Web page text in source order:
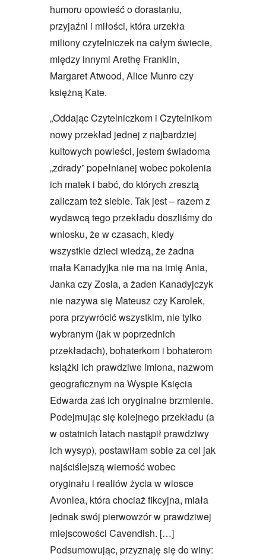
humoru opowieść o dorastaniu,
przyjaźni i miłości, która urzekła
miliony czytelniczek na całym świecie,
między innymi Arethę Franklin,
Margaret Atwood, Alice Munro czy
księżną Kate.
„Oddając Czytelniczkom i Czytelnikom
nowy przekład jednej z najbardziej
kultowych powieści, jestem świadoma
„zdrady” popełnianej wobec pokolenia
ich matek i babć, do których zresztą
zaliczam też siebie. Tak jest – razem z
wydawcą tego przekładu doszliśmy do
wniosku, że w czasach, kiedy
wszystkie dzieci wiedzą, że żadna
mała Kanadyjka nie ma na imię Ania,
Janka czy Zosia, a żaden Kanadyjczyk
nie nazywa się Mateusz czy Karolek,
pora przywrócić wszystkim, nie tylko
wybranym (jak w poprzednich
przekładach), bohaterkom i bohaterom
książki ich prawdziwe imiona, nazwom
geograficznym na Wyspie Księcia
Edwarda zaś ich oryginalne brzmienie.
Podejmując się kolejnego przekładu (a
w ostatnich latach nastąpił prawdziwy
ich wysyp), postawiłam sobie za cel jak
najściślejszą wierność wobec
oryginału i realiów życia w wiosce
Avonlea, która chociaż fikcyjna, miała
jednak swój pierwowzór w prawdziwej
miejscowości Cavendish. […]
Podsumowując, przyznaję się do winy: